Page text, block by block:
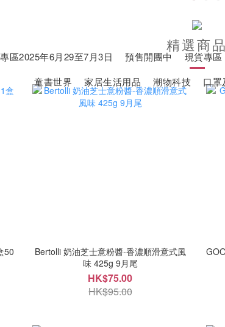
區2025年6月29至7月3日 預售開團中 現貨專區
童書世界
家居生活用品 潮物科技 口罩
精選商品
50
Bertolli 奶油芝士意粉醬-香濃順滑意式風
味 425g 9月尾
HK$75.00
HK$95.00